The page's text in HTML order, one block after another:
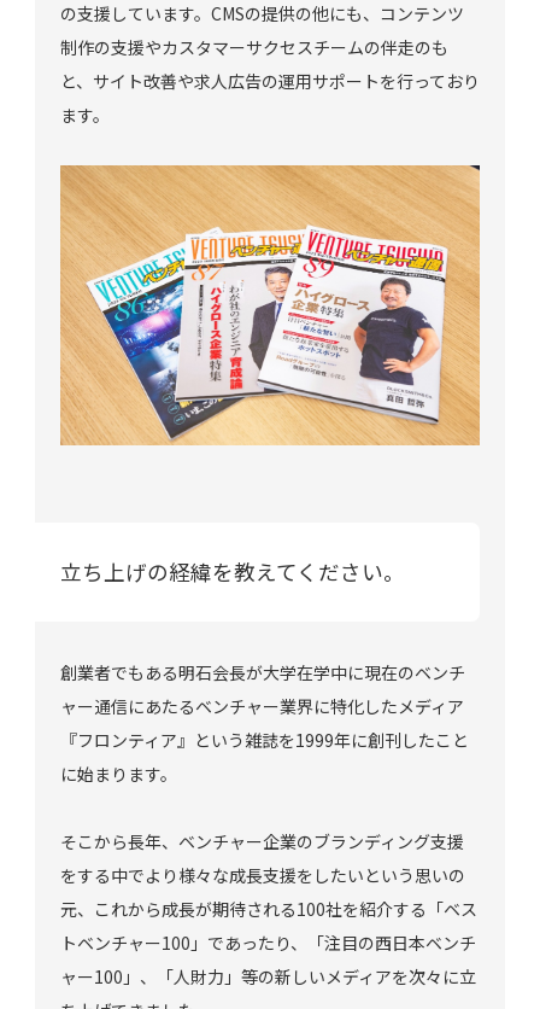
の支援しています。CMSの提供の他にも、コンテンツ
制作の支援やカスタマーサクセスチームの伴走のも
と、サイト改善や求人広告の運用サポートを行っており
ます。
立ち上げの経緯を教えてください。
創業者でもある明石会長が大学在学中に現在のベンチ
ャー通信にあたるベンチャー業界に特化したメディア
『フロンティア』という雑誌を1999年に創刊したこと
に始まります。
そこから長年、ベンチャー企業のブランディング支援
をする中でより様々な成長支援をしたいという思いの
元、これから成長が期待される100社を紹介する「ベス
トベンチャー100」であったり、「注目の西日本ベンチ
ャー100」、「人財力」等の新しいメディアを次々に立